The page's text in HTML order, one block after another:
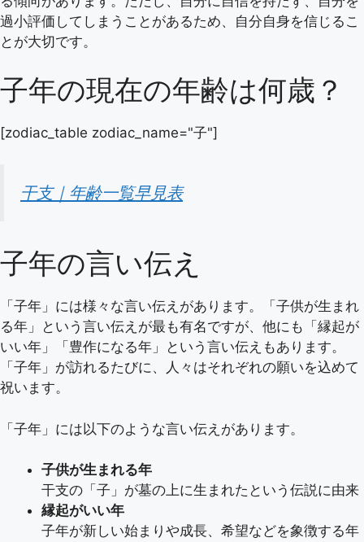
過小評価してしまうことがあるため、自分自身を信じるこ
とが大切です。
子年の現在の年齢は何歳？
[zodiac_table zodiac_name="子"]
干支｜年齢一覧早見表
子年の言い伝え
「子年」には様々な言い伝えがあります。「子供が生まれ
る年」という言い伝えが最も有名ですが、他にも「縁起が
いい年」「豊作になる年」という言い伝えもあります。
「子年」が訪れるたびに、人々はそれぞれの願いを込めて
祝います。
「子年」には以下のような言い伝えがあります。
子供が生まれる年
干支の「子」が墓の上に生まれたという伝説に由来
縁起がいい年
子年が新しい始まりや成長、希望などを象徴する年